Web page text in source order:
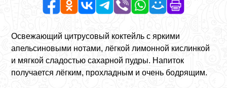
Освежающий цитрусовый коктейль с яркими
апельсиновыми нотами, лёгкой лимонной кислинкой
и мягкой сладостью сахарной пудры. Напиток
получается лёгким, прохладным и очень бодрящим.